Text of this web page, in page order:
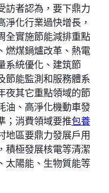
訪者認為，要下鼎力
化行業過快增長，
全實施節能減排重點
燃煤鍋爐改革、熱電
系統優化、建筑節
節能監測和服務體系
夜其它重點領域的節
油、高淨化機動車發
；消費領域要推包養
地區要鼎力發展戶用
積極發展核電等清潔
太陽能、生物質能等